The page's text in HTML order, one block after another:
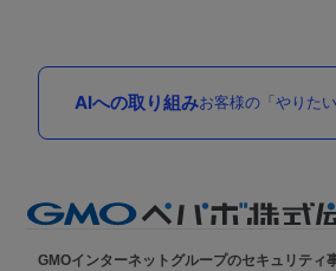
AIへの取り組みお客様の「やりた
GMOインターネットグループのセキュリティ